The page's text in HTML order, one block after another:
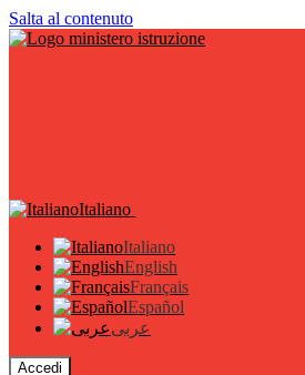
Salta al contenuto
Italiano
Italiano
English
Français
Español
عربى
Accedi